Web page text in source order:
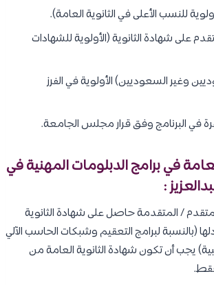
للنسب الأعلى في الثانوية العامة).
على شهادة الثانوية (الأولوية للشهادات
وغير السعوديين) الأولوية في الفرز
في البرنامج وفق قرار مجلس الجامعة.
في برامج الدبلومات المهنية في
:
/ المتقدمة حاصل على شهادة الثانوية
(بالنسبة لبرامج التعقيم وشبكات الحاسب الآلي
يجب أن تكون شهادة الثانوية العامة من